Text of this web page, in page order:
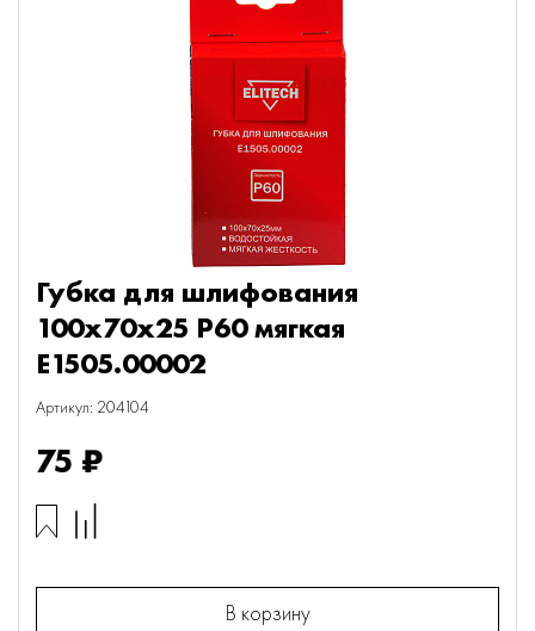
Губка для шлифования
100х70х25 P60 мягкая
E1505.00002
Артикул: 204104
75 ₽
В корзину